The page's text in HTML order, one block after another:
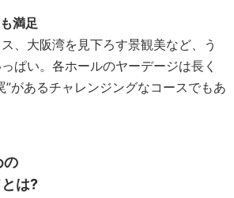
満足
、大阪湾を見下ろす景観美など、う
ぱい。各ホールのヤーデージは長く
”があるチャレンジングなコースでもあ
の
は?